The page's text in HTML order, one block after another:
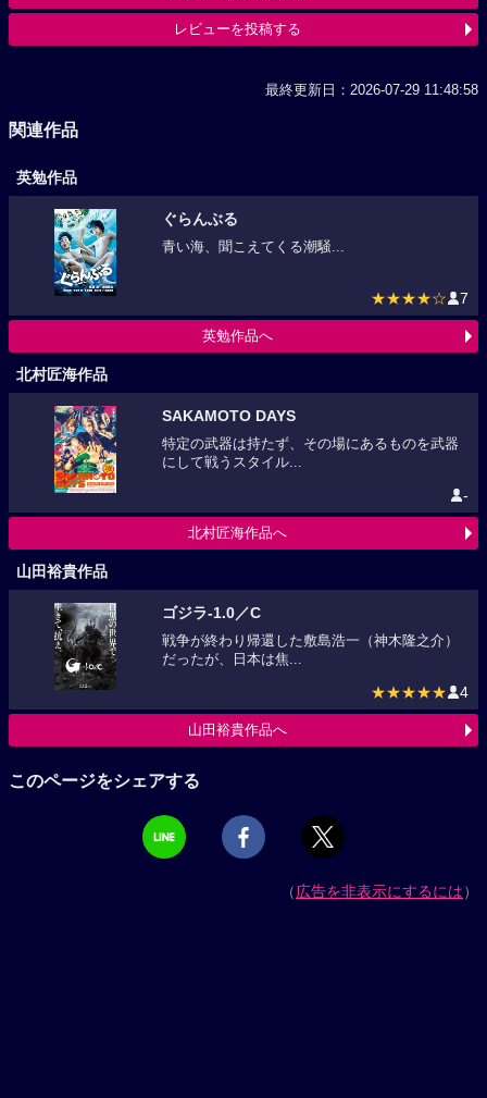
レビューを投稿する
最終更新日：2026-07-29 11:48:58
関連作品
英勉作品
ぐらんぶる
青い海、聞こえてくる潮騒...
★★★★☆ 7
英勉作品へ
北村匠海作品
SAKAMOTO DAYS
特定の武器は持たず、その場にあるものを武器
にして戦うスタイル...
-
北村匠海作品へ
山田裕貴作品
ゴジラ‐1.0／C
戦争が終わり帰還した敷島浩一（神木隆之介）
だったが、日本は焦...
★★★★★ 4
山田裕貴作品へ
このページをシェアする
（広告を非表示にするには）